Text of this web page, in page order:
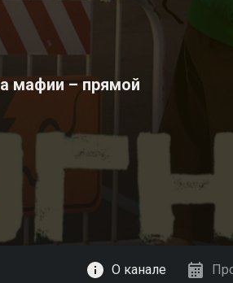
мафии – прямой
О канале